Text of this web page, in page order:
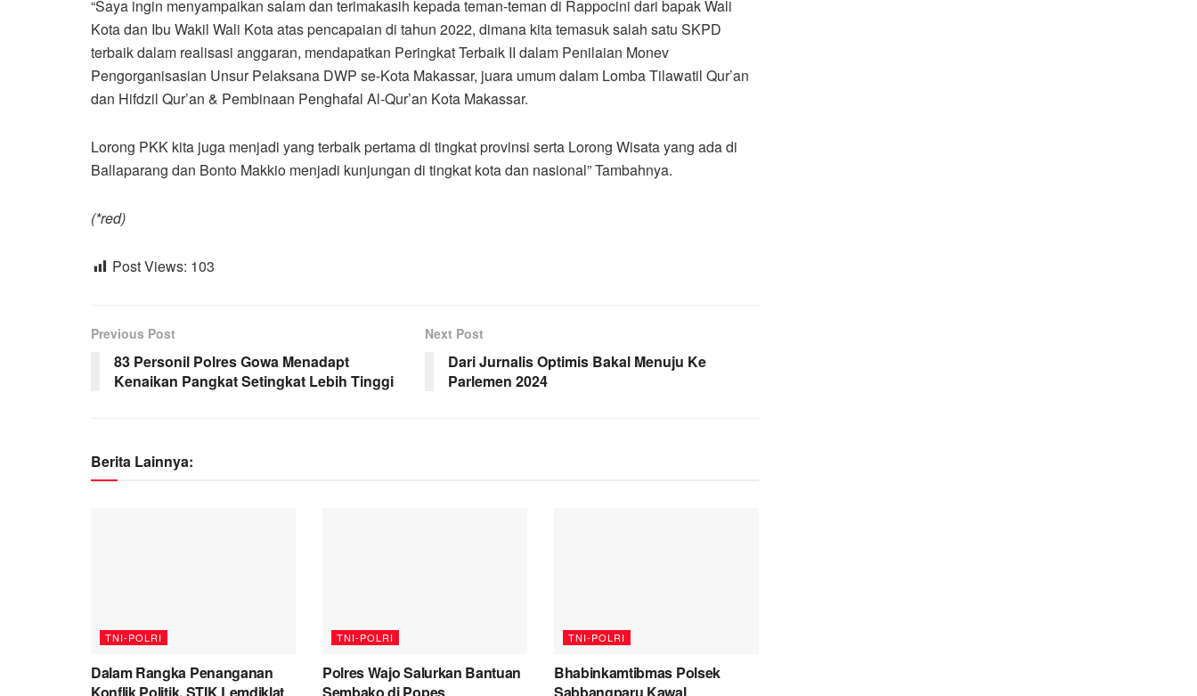
“Saya ingin menyampaikan salam dan terimakasih kepada teman-teman di Rappocini dari bapak Wali
Kota dan Ibu Wakil Wali Kota atas pencapaian di tahun 2022, dimana kita temasuk salah satu SKPD
terbaik dalam realisasi anggaran, mendapatkan Peringkat Terbaik II dalam Penilaian Monev
Pengorganisasian Unsur Pelaksana DWP se-Kota Makassar, juara umum dalam Lomba Tilawatil Qur’an
dan Hifdzil Qur’an & Pembinaan Penghafal Al-Qur’an Kota Makassar.
Lorong PKK kita juga menjadi yang terbaik pertama di tingkat provinsi serta Lorong Wisata yang ada di
Ballaparang dan Bonto Makkio menjadi kunjungan di tingkat kota dan nasional” Tambahnya.
(*red)
Post Views: 103
Previous Post
83 Personil Polres Gowa Menadapt
Kenaikan Pangkat Setingkat Lebih Tinggi
Next Post
Dari Jurnalis Optimis Bakal Menuju Ke
Parlemen 2024
Berita Lainnya:
TNI-POLRI
Dalam Rangka Penanganan
TNI-POLRI
Polres Wajo Salurkan Bantuan
TNI-POLRI
Bhabinkamtibmas Polsek